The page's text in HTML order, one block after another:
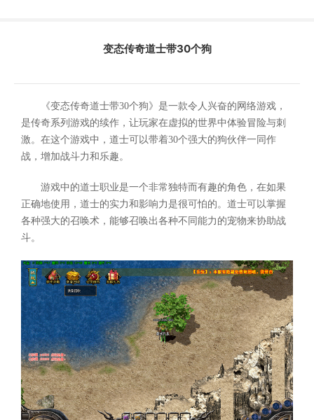
变态传奇道士带30个狗
《变态传奇道士带30个狗》是一款令人兴奋的网络游戏，
是传奇系列游戏的续作，让玩家在虚拟的世界中体验冒险与刺
激。在这个游戏中，道士可以带着30个强大的狗伙伴一同作
战，增加战斗力和乐趣。
游戏中的道士职业是一个非常独特而有趣的角色，在如果
正确地使用，道士的实力和影响力是很可怕的。道士可以掌握
各种强大的召唤术，能够召唤出各种不同能力的宠物来协助战
斗。